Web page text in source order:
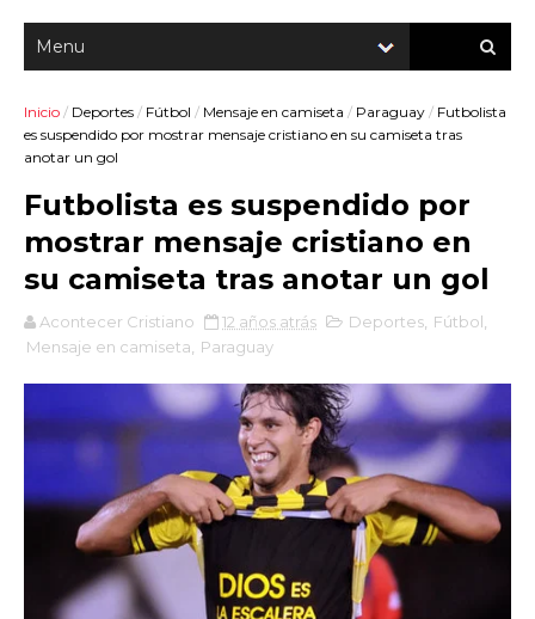
Inicio / Deportes / Fútbol / Mensaje en camiseta / Paraguay / Futbolista
es suspendido por mostrar mensaje cristiano en su camiseta tras
anotar un gol
Futbolista es suspendido por
mostrar mensaje cristiano en
su camiseta tras anotar un gol
Acontecer Cristiano 12 años atrás Deportes Fútbol
Mensaje en camiseta
Paraguay